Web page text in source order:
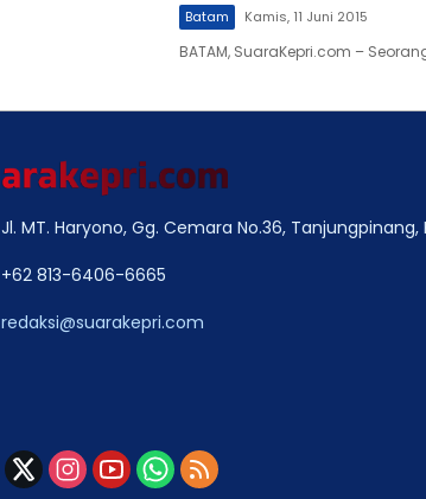
Batam Kamis, 11 Juni 2015
BATAM, SuaraKepri.com –
Jl. MT. Haryono, Gg. Cemara No.36, Tanjungpinang,
+62 813-6406-6665
redaksi@suarakepri.com